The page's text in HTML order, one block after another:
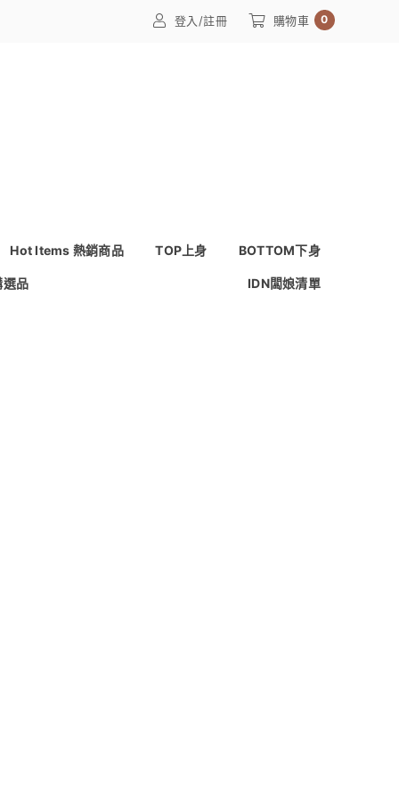
登入/註冊 購物車 0
Hot Items 熱銷商品 TOP上身 BOTTOM下身
選品 IDN闆娘清單